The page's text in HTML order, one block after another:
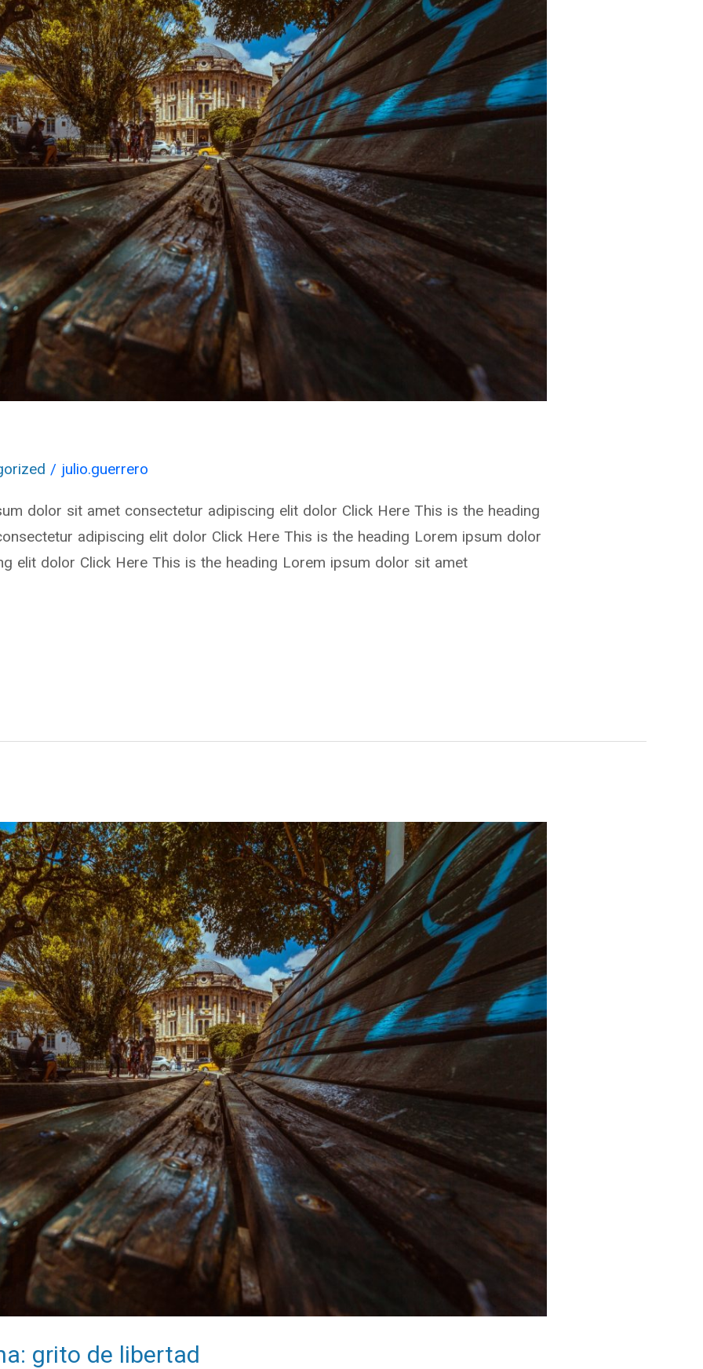
/ julio.guerrero
dolor sit amet consectetur adipiscing elit dolor Click Here This is the heading
adipiscing elit dolor Click Here This is the heading Lorem ipsum dolor
elit dolor Click Here This is the heading Lorem ipsum dolor sit amet
grito de libertad